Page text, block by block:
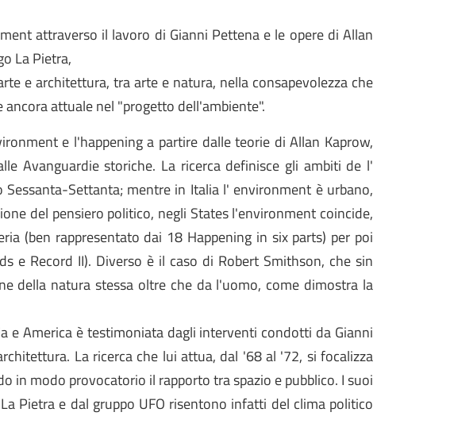
attraverso il lavoro di Gianni Pettena e le opere di Allan
La Pietra,
e architettura, tra arte e natura, nella consapevolezza che
attuale nel "progetto dell'ambiente".
e l'happening a partire dalle teorie di Allan Kaprow,
Avanguardie storiche. La ricerca definisce gli ambiti de l'
Settanta; mentre in Italia l' environment è urbano,
del pensiero politico, negli States l'environment coincide,
(ben rappresentato dai 18 Happening in six parts) per poi
e Record II). Diverso è il caso di Robert Smithson, che sin
della natura stessa oltre che da l'uomo, come dimostra la
e America è testimoniata dagli interventi condotti da Gianni
La ricerca che lui attua, dal '68 al '72, si focalizza
in modo provocatorio il rapporto tra spazio e pubblico. I suoi
Pietra e dal gruppo UFO risentono infatti del clima politico